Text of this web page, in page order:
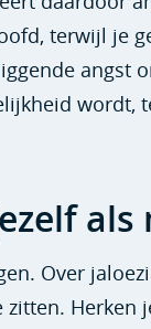
terwijl je
angst
wordt,
als
Over
Herken